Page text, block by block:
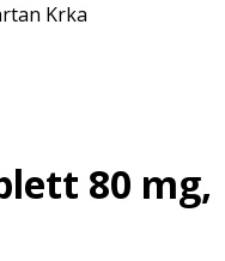
Krka
80 mg,